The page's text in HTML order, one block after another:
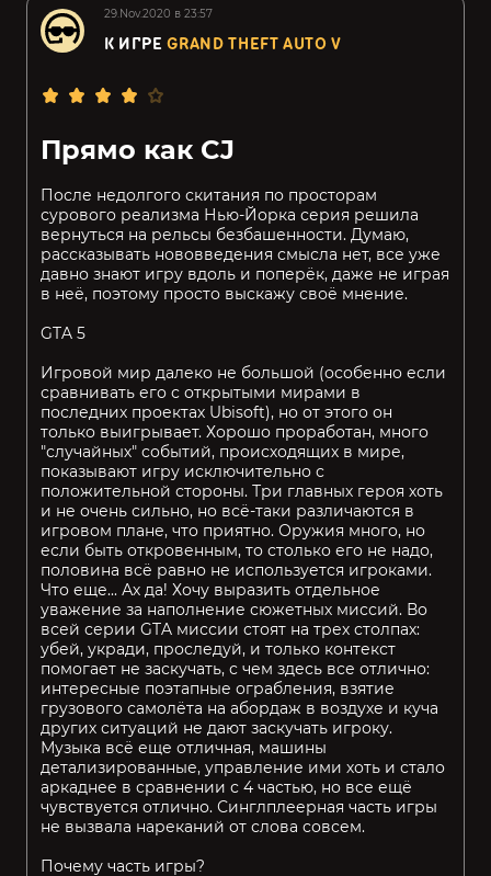
29.Nov.2020 в 23:57
К ИГРЕGRAND THEFT AUTO V
Прямо как CJ
После недолгого скитания по просторам
сурового реализма Нью-Йорка серия решила
вернуться на рельсы безбашенности. Думаю,
рассказывать нововведения смысла нет, все уже
давно знают игру вдоль и поперёк, даже не играя
в неё, поэтому просто выскажу своё мнение.
GTA 5
Игровой мир далеко не большой (особенно если
сравнивать его с открытыми мирами в
последних проектах Ubisoft), но от этого он
только выигрывает. Хорошо проработан, много
"случайных" событий, происходящих в мире,
показывают игру исключительно с
положительной стороны. Три главных героя хоть
и не очень сильно, но всё-таки различаются в
игровом плане, что приятно. Оружия много, но
если быть откровенным, то столько его не надо,
половина всё равно не используется игроками.
Что еще... Ах да! Хочу выразить отдельное
уважение за наполнение сюжетных миссий. Во
всей серии GTA миссии стоят на трех столпах:
убей, укради, проследуй, и только контекст
помогает не заскучать, с чем здесь все отлично:
интересные поэтапные ограбления, взятие
грузового самолёта на абордаж в воздухе и куча
других ситуаций не дают заскучать игроку.
Музыка всё еще отличная, машины
детализированные, управление ими хоть и стало
аркаднее в сравнении с 4 частью, но все ещё
чувствуется отлично. Синглплеерная часть игры
не вызвала нареканий от слова совсем.
Почему часть игры?